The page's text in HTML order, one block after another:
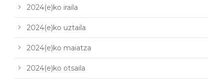
2024(e)ko iraila
2024(e)ko uztaila
2024(e)ko maiatza
2024(e)ko otsaila